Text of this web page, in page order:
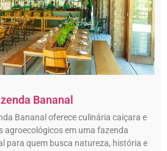
Bananal
Bananal oferece culinária caiçara e
agroecológicos em uma fazenda
para quem busca natureza, história e